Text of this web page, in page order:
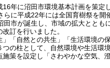
年に沼田市環境基本計画を策定
に平成22年には全国育樹祭を開
市が誕生し、市域の拡大ととも
訂を行いました。
「自然との共生」「生活環境の
の柱として、自然環境や生活環
策を設定し「さわやかな空気、